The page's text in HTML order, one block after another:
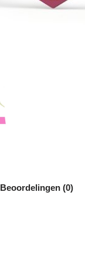
Beoordelingen (0)